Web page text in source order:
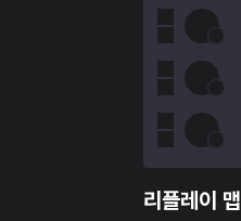
리플레이 맵